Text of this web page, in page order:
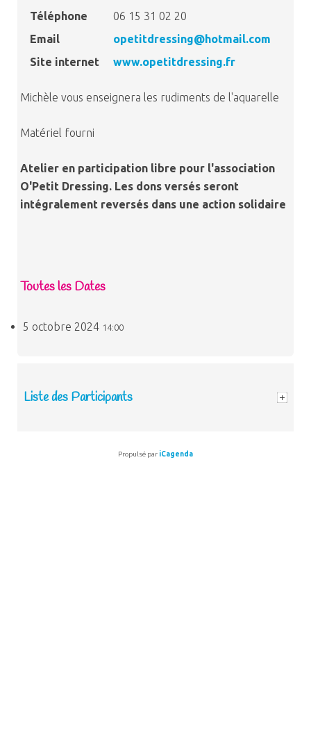
Téléphone
06 15 31 02 20
Email
opetitdressing@hotmail.com
Site internet
www.opetitdressing.fr
Michèle vous enseignera les rudiments de l'aquarelle
Matériel fourni
Atelier en participation libre pour l'association
O'Petit Dressing. Les dons versés seront
intégralement reversés dans une action solidaire
Toutes les Dates
5 octobre 2024 14:00
Liste des Participants
Propulsé par iCagenda